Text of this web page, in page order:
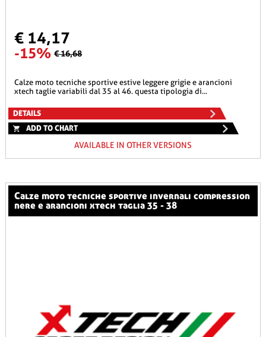
€ 14,17
-15% € 16,68
calze moto tecniche sportive estive leggere grigie e arancioni
xtech taglie variabili dal 35 al 46. questa tipologia di...
DETAILS
ADD TO CHART
AVAILABLE IN OTHER VERSIONS
calze moto tecniche sportive invernali compression
nere e arancioni xtech taglia 35 - 38